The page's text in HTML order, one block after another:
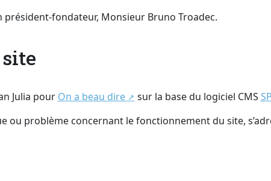
président-fondateur, Monsieur Bruno Troadec.
Julia pour On a beau dire sur la base du logiciel CMS
ou problème concernant le fonctionnement du site,